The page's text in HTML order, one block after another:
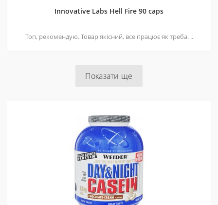
Innovative Labs Hell Fire 90 caps
Топ, рекомендую. Товар якісний, все працює як треба. ..
Показати ще